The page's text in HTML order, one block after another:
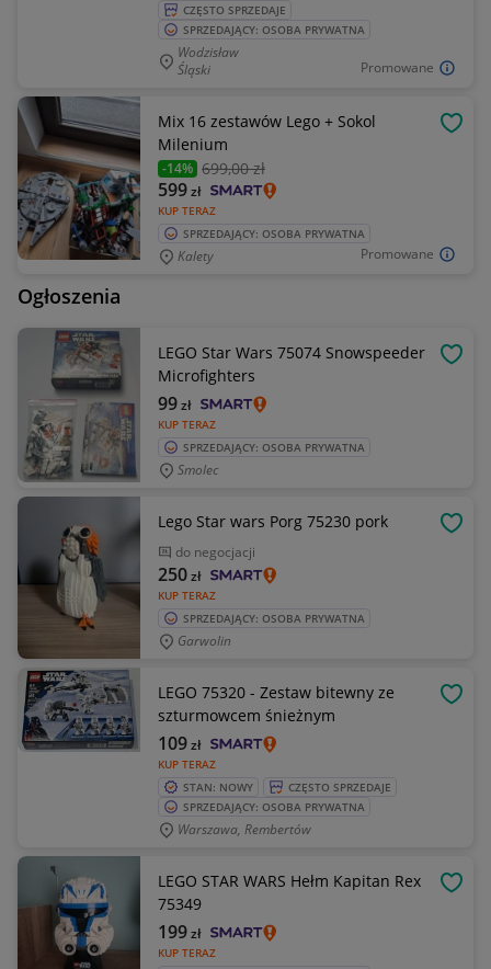
Promowane
CZĘSTO SPRZEDAJE
SPRZEDAJĄCY: OSOBA PRYWATNA
Wodzisław
Śląski
Promowane
Mix 16 zestawów Lego + Sokol
Milenium
-14% 699,00 zł
KUP TERAZ
599zł
SPRZEDAJĄCY: OSOBA PRYWATNA
Kalety
Ogłoszenia
LEGO Star Wars 75074 Snowspeeder
Microfighters
KUP TERAZ
99zł
SPRZEDAJĄCY: OSOBA PRYWATNA
Smolec
Lego Star wars Porg 75230 pork
do negocjacji
KUP TERAZ
250zł
SPRZEDAJĄCY: OSOBA PRYWATNA
Garwolin
LEGO 75320 - Zestaw bitewny ze
szturmowcem śnieżnym
KUP TERAZ
109zł
STAN: NOWY
CZĘSTO SPRZEDAJE
SPRZEDAJĄCY: OSOBA PRYWATNA
Warszawa, Rembertów
LEGO STAR WARS Hełm Kapitan Rex
75349
KUP TERAZ
199zł